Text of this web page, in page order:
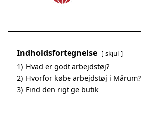
Indholdsfortegnelse skjul
1) Hvad er godt arbejdstøj?
2) Hvorfor købe arbejdstøj i Mårum?
3) Find den rigtige butik